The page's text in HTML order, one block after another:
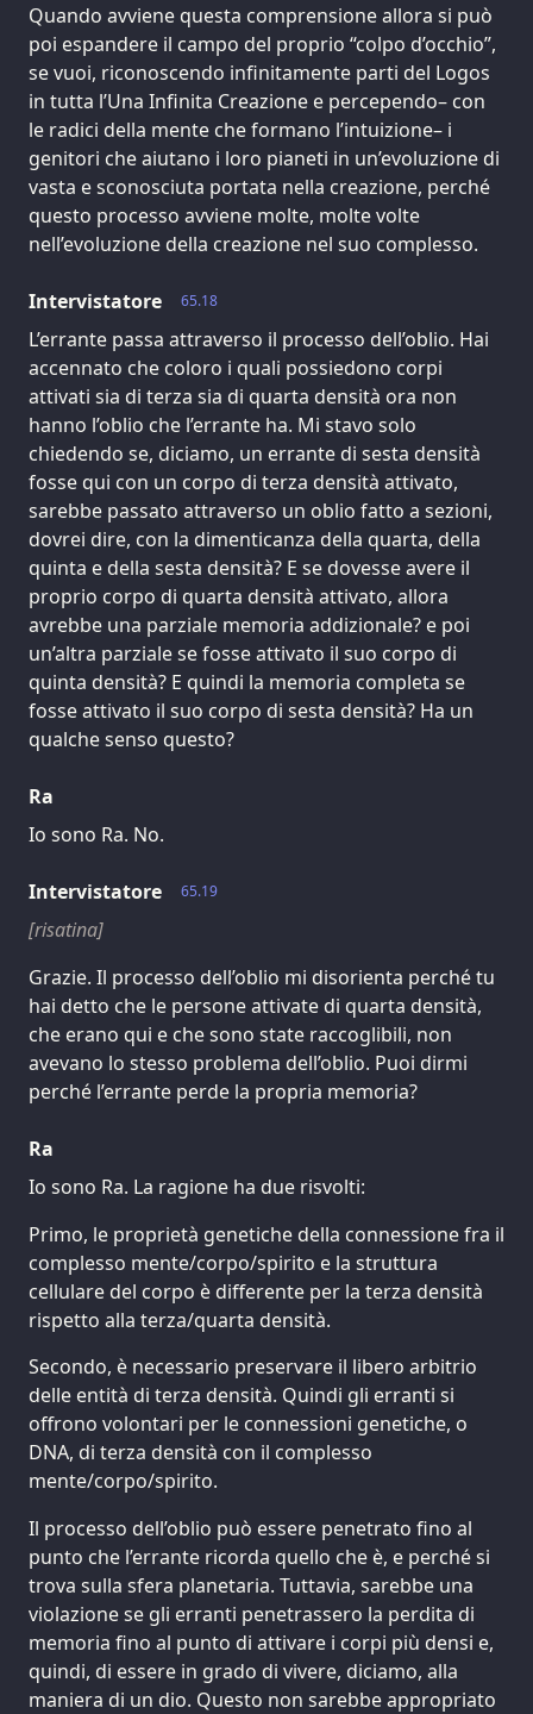
Quando avviene questa comprensione allora si può
poi espandere il campo del proprio “colpo d’occhio”,
se vuoi, riconoscendo infinitamente parti del Logos
in tutta l’Una Infinita Creazione e percependo– con
le radici della mente che formano l’intuizione– i
genitori che aiutano i loro pianeti in un’evoluzione di
vasta e sconosciuta portata nella creazione, perché
questo processo avviene molte, molte volte
nell’evoluzione della creazione nel suo complesso.
65.18
Intervistatore
L’errante passa attraverso il processo dell’oblio. Hai
accennato che coloro i quali possiedono corpi
attivati sia di terza sia di quarta densità ora non
hanno l’oblio che l’errante ha. Mi stavo solo
chiedendo se, diciamo, un errante di sesta densità
fosse qui con un corpo di terza densità attivato,
sarebbe passato attraverso un oblio fatto a sezioni,
dovrei dire, con la dimenticanza della quarta, della
quinta e della sesta densità? E se dovesse avere il
proprio corpo di quarta densità attivato, allora
avrebbe una parziale memoria addizionale? e poi
un’altra parziale se fosse attivato il suo corpo di
quinta densità? E quindi la memoria completa se
fosse attivato il suo corpo di sesta densità? Ha un
qualche senso questo?
Ra
Io sono Ra. No.
65.19
Intervistatore
[risatina]
Grazie. Il processo dell’oblio mi disorienta perché tu
hai detto che le persone attivate di quarta densità,
che erano qui e che sono state raccoglibili, non
avevano lo stesso problema dell’oblio. Puoi dirmi
perché l’errante perde la propria memoria?
Ra
Io sono Ra. La ragione ha due risvolti:
Primo, le proprietà genetiche della connessione fra il
complesso mente/corpo/spirito e la struttura
cellulare del corpo è differente per la terza densità
rispetto alla terza/quarta densità.
Secondo, è necessario preservare il libero arbitrio
delle entità di terza densità. Quindi gli erranti si
offrono volontari per le connessioni genetiche, o
DNA, di terza densità con il complesso
mente/corpo/spirito.
Il processo dell’oblio può essere penetrato fino al
punto che l’errante ricorda quello che è, e perché si
trova sulla sfera planetaria. Tuttavia, sarebbe una
violazione se gli erranti penetrassero la perdita di
memoria fino al punto di attivare i corpi più densi e,
quindi, di essere in grado di vivere, diciamo, alla
maniera di un dio. Questo non sarebbe appropriato